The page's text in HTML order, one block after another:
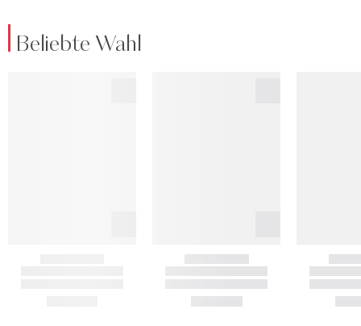
Beliebte Wahl